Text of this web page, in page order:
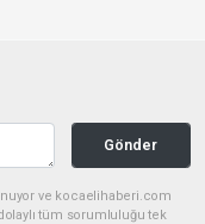
Gönder
ve kocaelihaberi.com
tüm sorumluluğu tek